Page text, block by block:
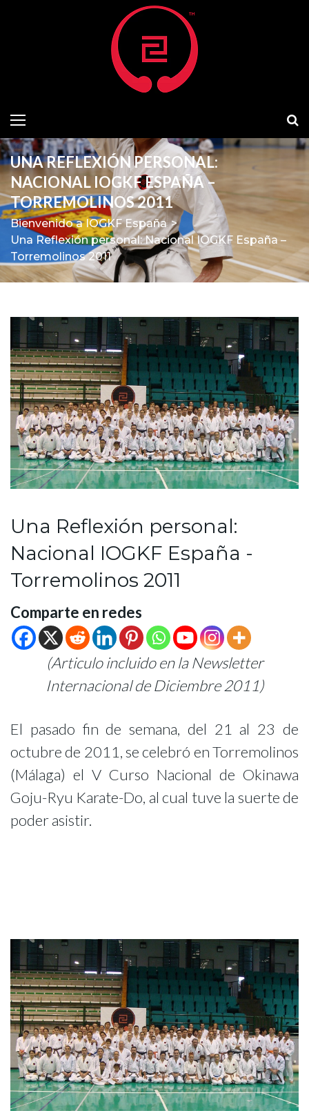
UNA REFLEXIÓN PERSONAL:
NACIONAL IOGKF ESPAÑA –
TORREMOLINOS 2011
Bienvenido a IOGKF España >
Una Reflexión personal: Nacional IOGKF España –
Torremolinos 2011
Una Reflexión personal:
Nacional IOGKF España -
Torremolinos 2011
Comparte en redes
(Articulo incluido en la Newsletter
Internacional de Diciembre 2011)
El pasado fin de semana, del 21 al 23 de
octubre de 2011, se celebró en Torremolinos
(Málaga) el V Curso Nacional de Okinawa
Goju-Ryu Karate-Do, al cual tuve la suerte de
poder asistir.